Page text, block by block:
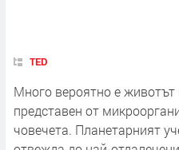
TED
Много вероятно е животът
представен от
човечета. Планетарният